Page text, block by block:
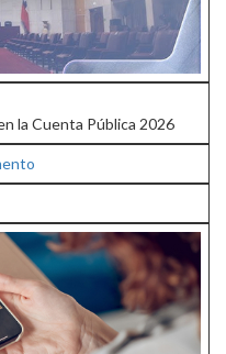
la Cuenta Pública 2026